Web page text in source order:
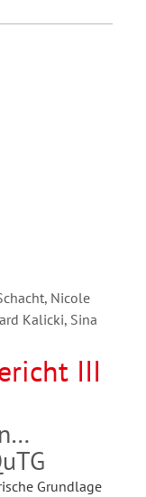
Nicole
Kalicki, Sina
III
Grundlage